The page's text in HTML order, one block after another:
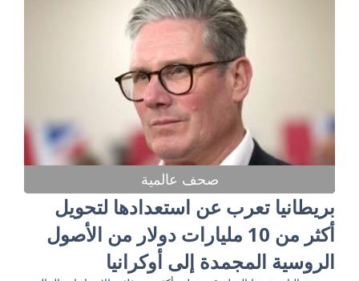
صحف عالمية
بريطانيا تعرب عن استعدادها لتحويل
أكثر من 10 مليارات دولار من الأصول
الروسية المجمدة إلى أوكرانيا